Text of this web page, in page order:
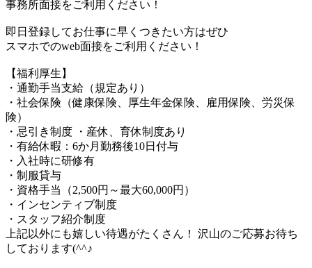
事務所面接をご利用ください！
即日登録してお仕事に早くつきたい方はぜひ
スマホでのweb面接をご利用ください！
【福利厚生】
・通勤手当支給（規定あり）
・社会保険（健康保険、厚生年金保険、雇用保険、労災保
険）
・忌引き制度 ・産休、育休制度あり
・有給休暇：6か月勤務後10日付与
・入社時に研修有
・制服貸与
・資格手当（2,500円～最大60,000円）
・インセンティブ制度
・スタッフ紹介制度
上記以外にも嬉しい待遇がたくさん！ 沢山のご応募お待ち
しております(^^♪